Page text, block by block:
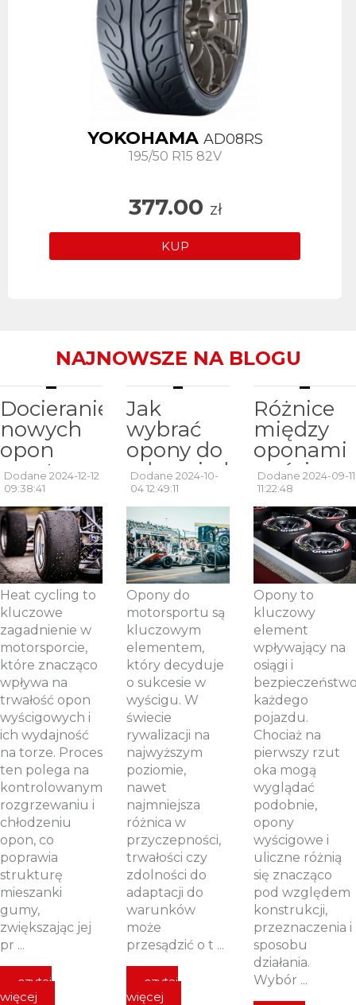
YOKOHAMA AD08RS
195/50 R15 82V
377.00 zł
KUP
NAJNOWSZE NA BLOGU
Docieranie
nowych
opon
sportowych
– czym
jest heat
cycling?
Dodane 2024-12-12
09:38:41
Heat cycling to
kluczowe
zagadnienie w
motorsporcie,
które znacząco
wpływa na
trwałość opon
wyścigowych i
ich wydajność
na torze. Proces
ten polega na
kontrolowanym
rozgrzewaniu i
chłodzeniu
opon, co
poprawia
strukturę
mieszanki
gumy,
zwiększając jej
pr ...
czytaj
więcej
Jak
wybrać
opony do
odpowiedniego
typu
wyścigu?
Przegląd
opon
wyścigowych.
Dodane 2024-10-
04 12:49:11
Opony do
motorsportu są
kluczowym
elementem,
który decyduje
o sukcesie w
wyścigu. W
świecie
rywalizacji na
najwyższym
poziomie,
nawet
najmniejsza
różnica w
przyczepności,
trwałości czy
zdolności do
adaptacji do
warunków
może
przesądzić o t ...
czytaj
więcej
Różnice
między
oponami
a
ulicznymi:
co warto
wiedzieć?
Dodane 2024-09-11
11:22:48
Opony to
kluczowy
element
wpływający na
osiągi i
każdego
pojazdu.
Chociaż na
pierwszy rzut
oka mogą
wyglądać
podobnie,
opony
wyścigowe i
uliczne różnią
się znacząco
pod względem
konstrukcji,
przeznaczenia i
sposobu
działania.
Wybór ...